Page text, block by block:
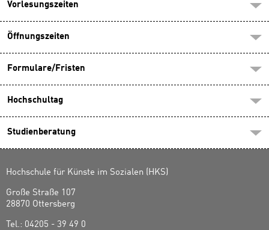
Vorlesungszeiten
Öffnungszeiten
Formulare/Fristen
Hochschultag
Studienberatung
Hochschule für Künste im Sozialen (HKS)
Große Straße 107
28870 Ottersberg
Tel.: 04205 - 39 49 0